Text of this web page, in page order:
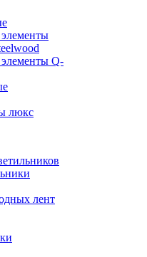
Q-
лент